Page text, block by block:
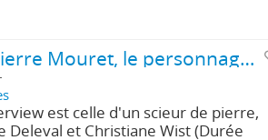
Interviews d'un scieur de pierre - Pierre Mouret, le personnage K ainsi que d'un peintre - le personnage L, d'une employée d'usine d'armement et d'un ouvrier (2ème partie/2)
est celle d'un scieur de pierre,
Deleval et Christiane Wist (Durée